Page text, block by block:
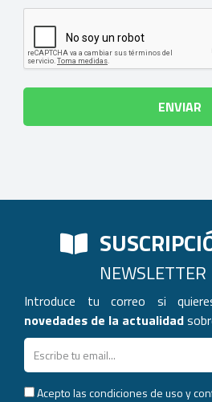
NEWSLETTER
Introduce tu correo si
novedades de la actualidad
Acepto las condiciones de uso y